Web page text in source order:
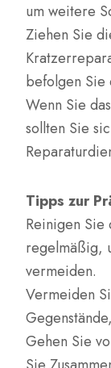
um weitere
Ziehen Sie
befolgen Sie
Wenn Sie
sollten Sie
Tipps zur
Reinigen Sie
regelmäßig,
vermeiden.
Vermeiden
Gehen Sie